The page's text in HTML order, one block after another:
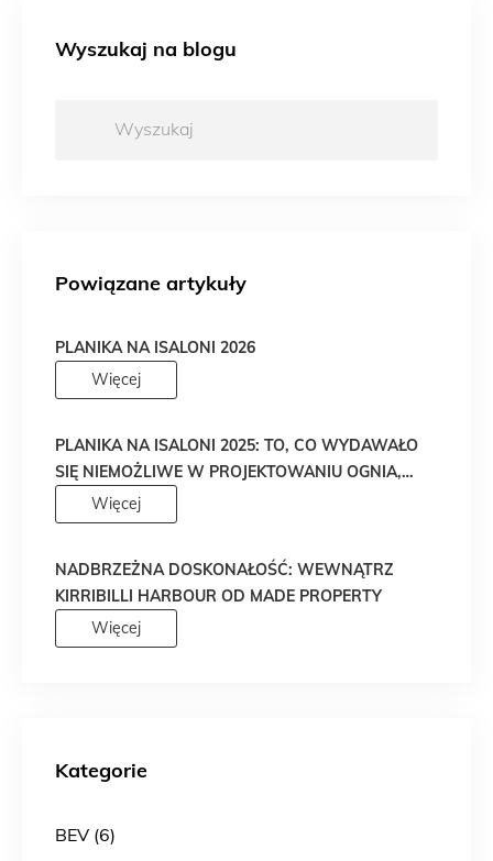
Wyszukaj na blogu
Powiązane artykuły
PLANIKA NA ISALONI 2026
Więcej
PLANIKA NA ISALONI 2025: TO, CO WYDAWAŁO
SIĘ NIEMOŻLIWE W PROJEKTOWANIU OGNIA,
WŁAŚNIE STAŁO SIĘ RZECZYWISTOŚCIĄ!
Więcej
NADBRZEŻNA DOSKONAŁOŚĆ: WEWNĄTRZ
KIRRIBILLI HARBOUR OD MADE PROPERTY
Więcej
Kategorie
BEV (6)